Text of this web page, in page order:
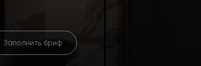
Заполнить бриф